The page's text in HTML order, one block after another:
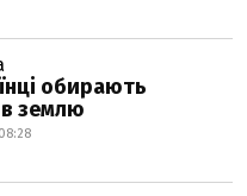
обирають
в землю